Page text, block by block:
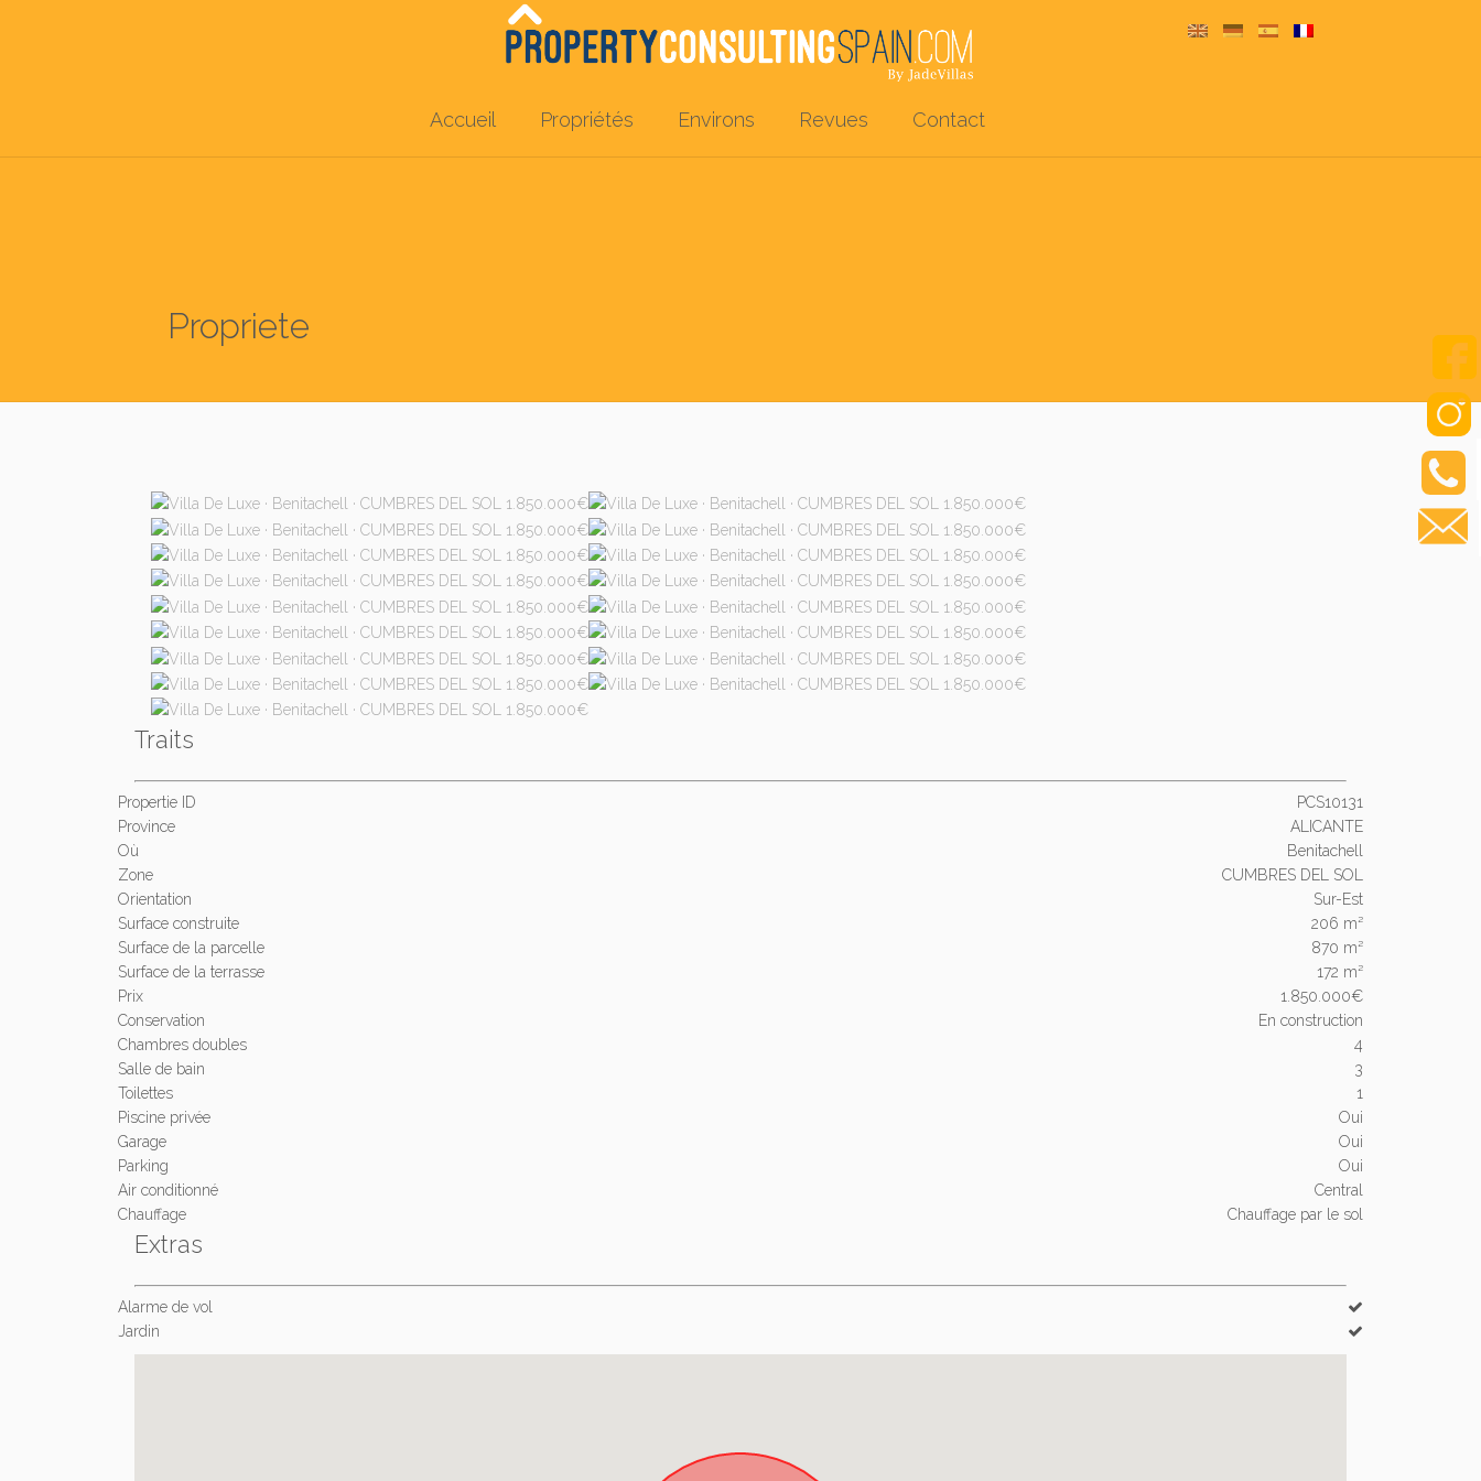
Accueil Propriétés Environs Revues Contact
Propriete
Traits
Propertie ID
PCS10131
Province
ALICANTE
Où
Benitachell
Zone
CUMBRES DEL SOL
Orientation
Sur-Est
Surface construite
206 m²
Surface de la parcelle
870 m²
Surface de la terrasse
172 m²
Prix
1.850.000€
Conservation
En construction
Chambres doubles
4
Salle de bain
3
Toilettes
1
Piscine privée
Oui
Garage
Oui
Parking
Oui
Air conditionné
Central
Chauffage
Chauffage par le sol
Extras
Alarme de vol
Jardin